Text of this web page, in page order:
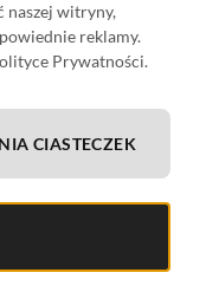
naszej witryny,
reklamy.
Prywatności.
CIASTECZEK